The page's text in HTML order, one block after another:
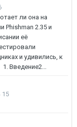
ли она на
Phishman 2.35 и
её
и удивились, к
Введение2...